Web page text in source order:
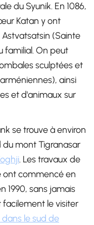
du Syunik. En 1086,
Katan y ont
(Sainte
familial. On peut
sculptées et
ainsi
et d'animaux sur
se trouve à environ
du mont Tigranasar
. Les travaux de
ont commencé en
1990, sans jamais
le visiter
dans le sud de